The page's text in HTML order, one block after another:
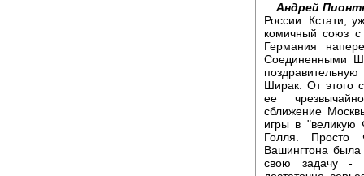
Андрей
России. Кстати,
комичный союз
Германия
Соединенными
Ширак. От этого
ее
сближение
игры в "великую
Голля.
Вашингтона
свою задачу -